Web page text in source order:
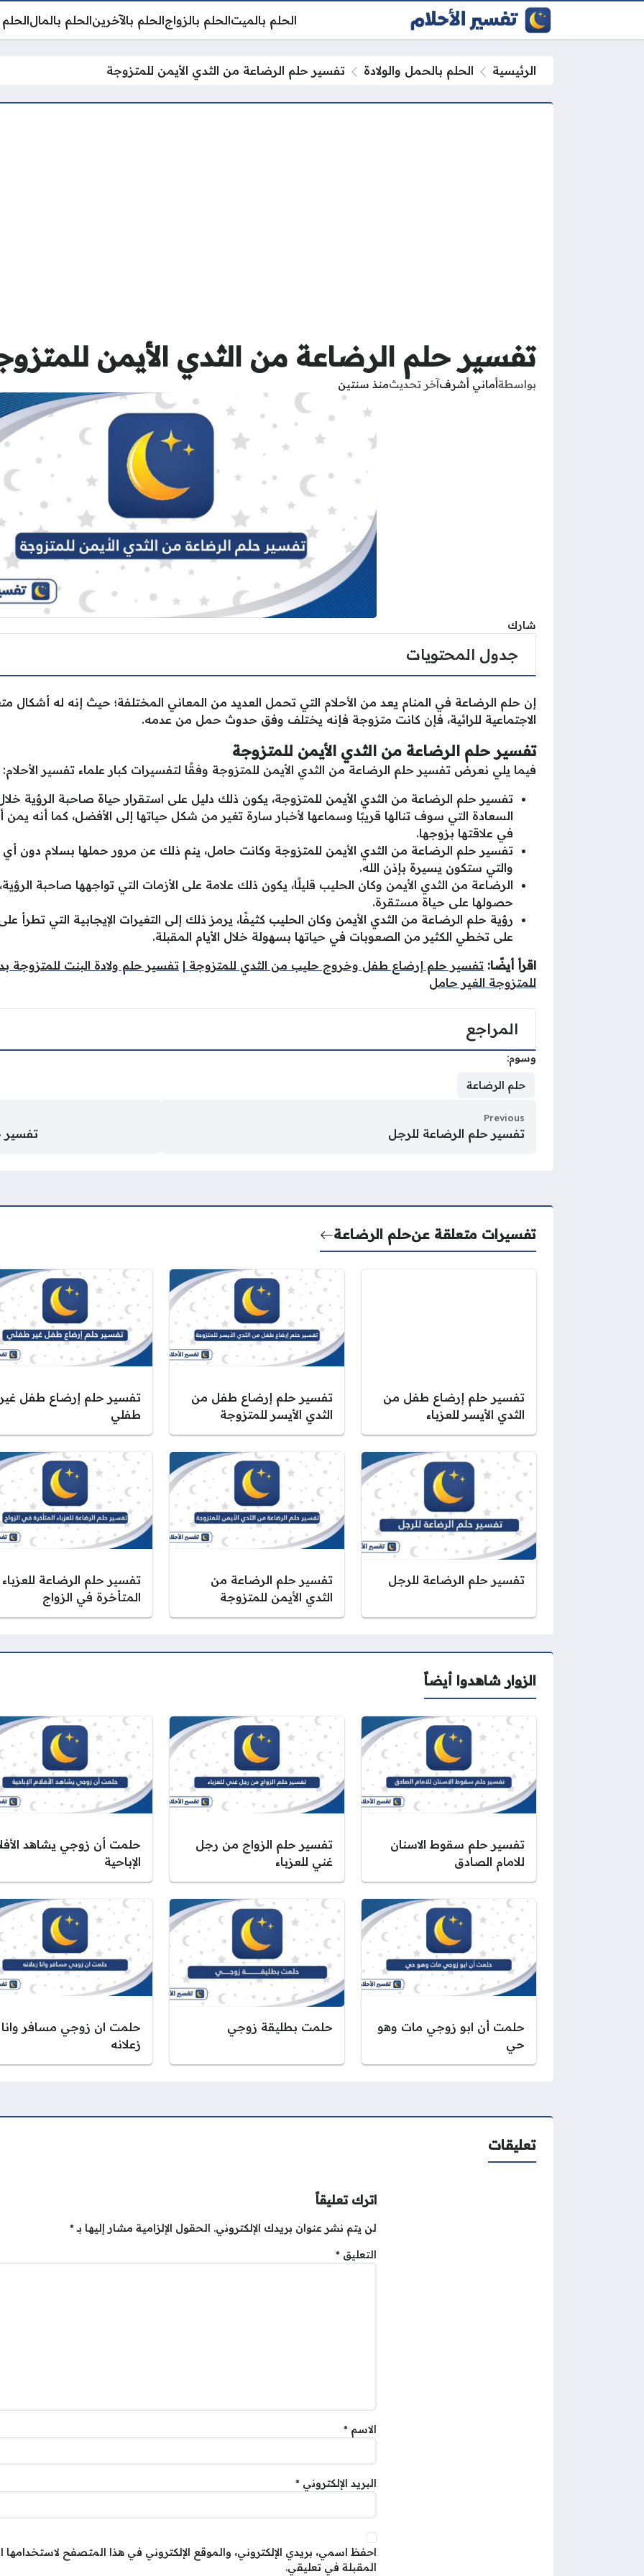
الحلم بالميتالحلم بالزواجالحلم بالآخرينالحلم بالمال
الرئيسية الحلم بالحمل والولادة تفسير حلم الرضاعة من الثدي الأيمن للمتزوجة
تفسير حلم الرضاعة من الثدي الأيمن
شارك
بواسطةأماني أشرفآخر تحديثمنذ سنتين
جدول المحتويات
إن حلم الرضاعة في المنام يعد من الأحلام التي تحمل العديد من المعاني المختلفة؛ حيث إنه له أشكال
الاجتماعية للرائية، فإن كانت متزوجة فإنه يختلف وفق حدوث حمل من عدمه.
تفسير حلم الرضاعة من الثدي الأيمن للمتزوجة
فيما يلي نعرض تفسير حلم الرضاعة من الثدي الأيمن للمتزوجة وفقًا لتفسيرات كبار علماء تفسير الأحلام:
تفسير حلم الرضاعة من الثدي الأيمن للمتزوجة، يكون ذلك دليل على استقرار حياة صاحبة الرؤية
السعادة التي سوف تنالها قريبًا وسماعها لأخبار سارة تغير من شكل حياتها إلى الأفضل، كما أنه
في علاقتها بزوجها.
تفسير حلم الرضاعة من الثدي الأيمن للمتزوجة وكانت حامل، ينم ذلك عن مرور حملها بسلام دون أي
والتي ستكون يسيرة بإذن الله.
الرضاعة من الثدي الأيمن وكان الحليب قليلًا، يكون ذلك علامة على الأزمات التي تواجهها صاحبة
حصولها على حياة مستقرة.
رؤية حلم الرضاعة من الثدي الأيمن وكان الحليب كثيفًا، يرمز ذلك إلى التغيرات الإيجابية التي تطرأ
على تخطي الكثير من الصعوبات في حياتها بسهولة خلال الأيام المقبلة.
اقرأ أيضًا: تفسير حلم إرضاع طفل وخروج حليب من الثدي للمتزوجة | تفسير حلم ولادة البنت للمتزوجة
للمتزوجة الغير حامل
المراجع
وسوم:
حلم الرضاعة
Previous
تفسير حلم الرضاعة للرجل تفسير
تفسيرات متعلقة عنحلم الرضاعة
تفسير حلم إرضاع طفل من
الثدي الأيسر للعزباء
تفسير حلم إرضاع طفل من
الثدي الأيسر للمتزوجة
تفسير حلم إرضاع طفل غير
طفلي
تفسير حلم الرضاعة للرجل
تفسير حلم الرضاعة من
الثدي الأيمن للمتزوجة
تفسير حلم الرضاعة للعزباء
المتأخرة في الزواج
الزوار شاهدوا أيضاً
تفسير حلم سقوط الاسنان
للامام الصادق
تفسير حلم الزواج من رجل
غني للعزباء
حلمت أن زوجي يشاهد
الإباحية
حلمت أن ابو زوجي مات وهو
حي
حلمت بطليقة زوجي
حلمت ان زوجي مسافر وانا
زعلانه
تعليقات
اترك تعليقاً
لن يتم نشر عنوان بريدك الإلكتروني. الحقول الإلزامية مشار إليها بـ*
التعليق *
الاسم *
البريد الإلكتروني *
احفظ اسمي، بريدي الإلكتروني، والموقع الإلكتروني في هذا المتصفح لاستخدامها
المقبلة في تعليقي.